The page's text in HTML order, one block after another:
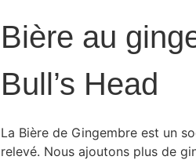
Bière au
Bull’s Head
La Bière de Gingembre est un
relevé. Nous ajoutons plus de